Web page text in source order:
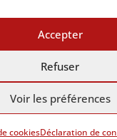
Accepter
Refuser
Voir les préférences
cookiesDéclaration de
réservés - Elixir
web par